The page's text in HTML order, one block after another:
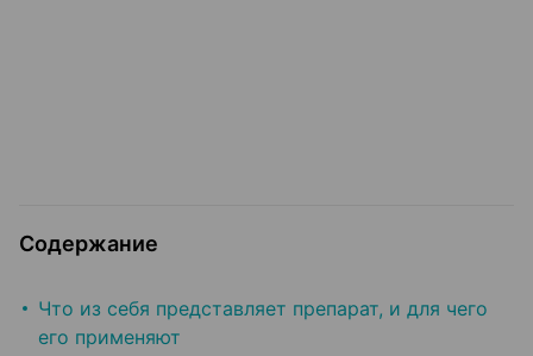
Содержание
Что из себя представляет препарат, и для чего
его применяют